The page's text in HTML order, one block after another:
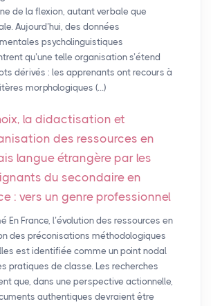
de la flexion, autant verbale que
Aujourd’hui, des données
psycholinguistiques
qu’une telle organisation s’étend
dérivés : les apprenants ont recours à
morphologiques (…)
la didactisation et
des ressources en
langue étrangère par les
du secondaire en
: vers un genre professionnel
En France, l’évolution des ressources en
des préconisations méthodologiques
est identifiée comme un point nodal
pratiques de classe. Les recherches
que, dans une perspective actionnelle,
authentiques devraient être